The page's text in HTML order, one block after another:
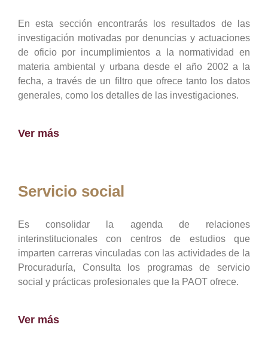
En esta sección encontrarás los resultados de las
investigación motivadas por denuncias y actuaciones
de oficio por incumplimientos a la normatividad en
materia ambiental y urbana desde el año 2002 a la
fecha, a través de un filtro que ofrece tanto los datos
generales, como los detalles de las investigaciones.
Ver más
Servicio social
Es consolidar la agenda de relaciones
interinstitucionales con centros de estudios que
imparten carreras vinculadas con las actividades de la
Procuraduría, Consulta los programas de servicio
social y prácticas profesionales que la PAOT ofrece.
Ver más